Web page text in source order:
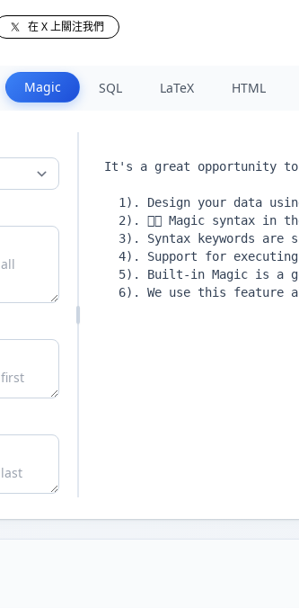
在 X 上關注我們
Magic SQL LaTeX HTML
作 {hA} {hB} ...
字符串方法
new Date()}